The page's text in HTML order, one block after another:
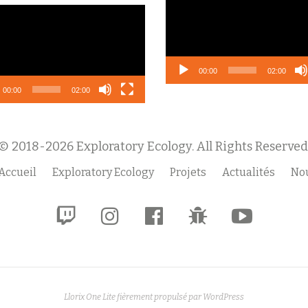
00:00 02:00
00:00 02:00
2018-2026 Exploratory Ecology. All Rights
Exploratory Ecology Projets Actualités
fa-
fa-
fa-
Llorix One Lite fièrement propulsé par WordPress